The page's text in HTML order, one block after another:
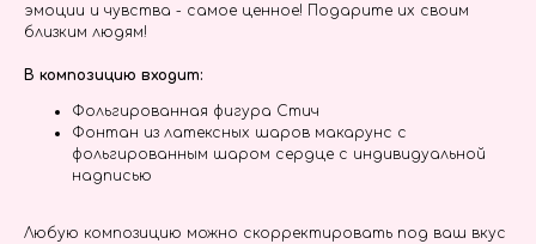
эмоции и чувства - самое ценное! Подарите их своим
близким людям!
В композицию входит:
Фольгированная фигура Стич
Фонтан из латексных шаров макарунс с
фольгированным шаром сердце с индивидуальной
надписью
Любую композицию можно скорректировать под ваш вкус